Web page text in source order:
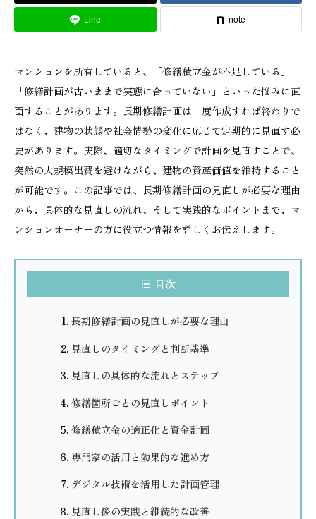
Line note
マンションを所有していると、「修繕積立金が不足している」
「修繕計画が古いままで実態に合っていない」といった悩みに直
面することがあります。長期修繕計画は一度作成すれば終わりで
はなく、建物の状態や社会情勢の変化に応じて定期的に見直す必
要があります。実際、適切なタイミングで計画を見直すことで、
突然の大規模出費を避けながら、建物の資産価値を維持すること
が可能です。この記事では、長期修繕計画の見直しが必要な理由
から、具体的な見直しの流れ、そして実践的なポイントまで、マ
ンションオーナーの方に役立つ情報を詳しくお伝えします。
目次
長期修繕計画の見直しが必要な理由
見直しのタイミングと判断基準
見直しの具体的な流れとステップ
修繕箇所ごとの見直しポイント
修繕積立金の適正化と資金計画
専門家の活用と効果的な進め方
デジタル技術を活用した計画管理
見直し後の実践と継続的な改善